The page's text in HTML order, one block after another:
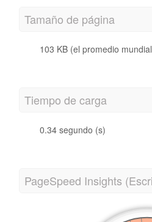
Tamaño de página
103 KB (el promedio
Tiempo de carga
0.34 segundo (s)
PageSpeed ​​Insights